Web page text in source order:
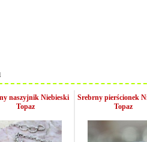
naszyjnik Niebieski
Topaz
Srebrny pierścionek
Topaz